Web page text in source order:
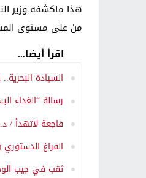
هذا ماكشفه وزير
من على مستوى
اقرأ أيضا...
السيادة
رسالة
فاجعة لاتهدأ
الفراغ
ثقب في جيب